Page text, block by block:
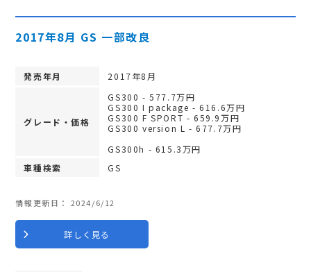
2017年8月 GS 一部改良
発売年月 2017年8月
グレード・価格
GS300 - 577.7万円
GS300 I package - 616.6万円
GS300 F SPORT - 659.9万円
GS300 version L - 677.7万円
GS300h - 615.3万円
車種検索
GS
情報更新日： 2024/6/12
詳しく見る